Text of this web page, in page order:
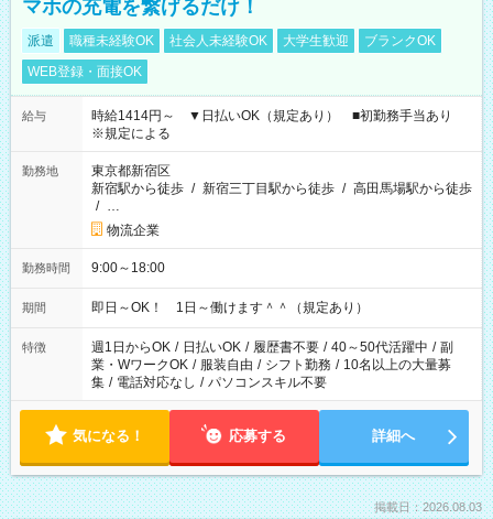
マホの充電を繋げるだけ！
派遣 職種未経験OK 社会人未経験OK 大学生歓迎
ブランクOK
WEB登録・面接OK
給与
時給1414円～ ▼日払いOK（規定あり） ■初勤務手当あり
※規定による
勤務地
東京都新宿区
新宿駅から徒歩 / 新宿三丁目駅から徒歩 / 高田馬場駅から徒歩
/ …
物流企業
勤務時間 9:00～18:00
期間 即日～OK！ 1日～働けます＾＾（規定あり）
特徴 週1日からOK / 日払いOK / 履歴書不要 / 40～50代活躍中 / 副
業・WワークOK / 服装自由 / シフト勤務 / 10名以上の大量募
集 / 電話対応なし / パソコンスキル不要
気になる！ 応募する 詳細へ
掲載日：2026.08.03